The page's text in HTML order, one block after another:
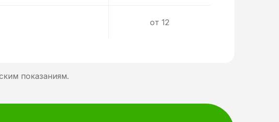
от 12
показаниям.